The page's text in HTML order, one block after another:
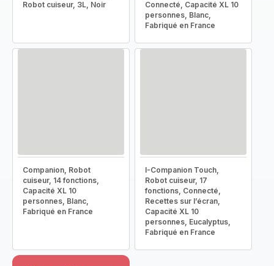
Robot cuiseur, 3L, Noir
Connecté, Capacité XL 10
personnes, Blanc,
Fabriqué en France
Companion, Robot
cuiseur, 14 fonctions,
Capacité XL 10
personnes, Blanc,
Fabriqué en France
I-Companion Touch,
Robot cuiseur, 17
fonctions, Connecté,
Recettes sur l’écran,
Capacité XL 10
personnes, Eucalyptus,
Fabriqué en France